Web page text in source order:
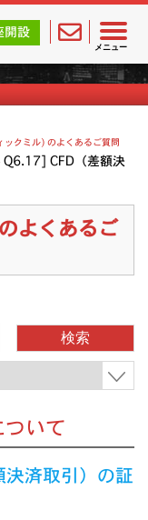
メニュー
無料口座開設サポ
開設あるご質問
ックミル) のよくあるご質問
CFD（差額決
よくあるご
いて
済取引）の証